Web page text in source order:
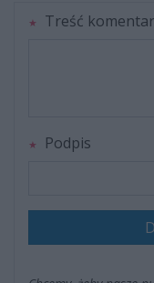
Treść
Podpis